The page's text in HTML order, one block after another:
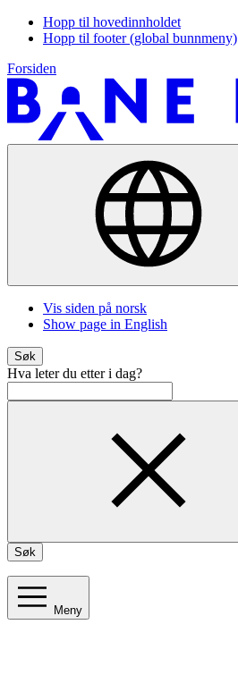
Hopp til hovedinnholdet
Hopp til footer (global bunnmeny)
Forsiden
Vis siden på norsk
Show page in English
Søk
Hva leter du etter i dag?
Søk
Meny